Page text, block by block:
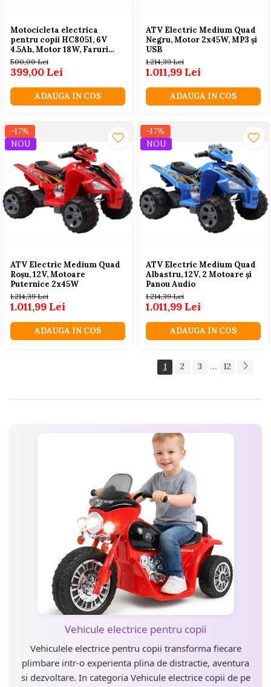
Motocicleta electrica
pentru copii HC8051, 6V
4.5Ah, Motor 18W, Faruri
LED, depozitare, 3 roti, roz,
3+ ani
500,00 Lei
399,00 Lei
ADAUGA IN COS
ATV Electric Medium Quad
Negru, Motor 2x45W, MP3 și
USB
1.214,39 Lei
1.011,99 Lei
ADAUGA IN COS
-17%
NOU
ATV Electric Medium Quad
Roșu, 12V, Motoare
Puternice 2x45W
1.214,39 Lei
1.011,99 Lei
ADAUGA IN COS
-17%
NOU
ATV Electric Medium Quad
Albastru, 12V, 2 Motoare și
Panou Audio
1.214,39 Lei
1.011,99 Lei
ADAUGA IN COS
1 2 3 ... 12
Vehicule electrice pentru copii
Vehiculele electrice pentru copii transforma fiecare
plimbare intr-o experienta plina de distractie, aventura
si dezvoltare. In categoria Vehicule electrice copii de pe